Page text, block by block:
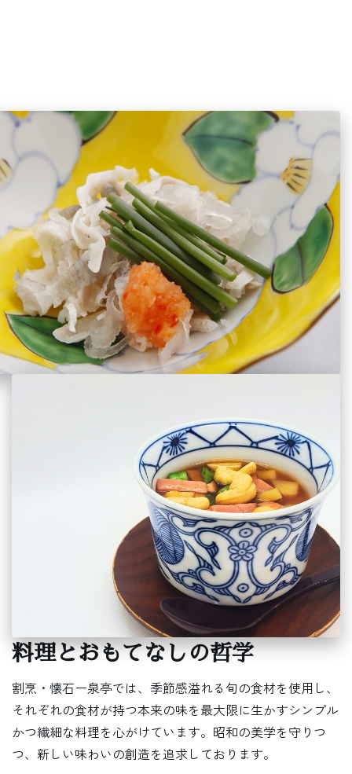
料理とおもてなしの哲学
割烹・懐石ー泉亭では、季節感溢れる旬の食材を使用し、
それぞれの食材が持つ本来の味を最大限に生かすシンプル
かつ繊細な料理を心がけています。昭和の美学を守りつ
つ、新しい味わいの創造を追求しております。